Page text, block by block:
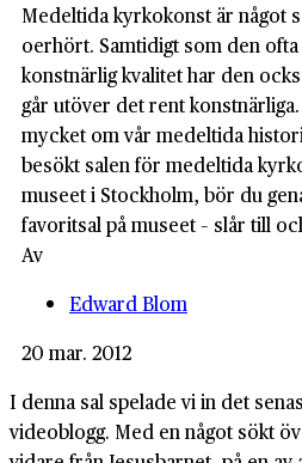
Medeltida kyrkokonst är något
oerhört. Samtidigt som den
konstnärlig kvalitet har den
går utöver det rent
mycket om vår medeltida
besökt salen för medeltida
museet i Stockholm, bör du
favoritsal på museet – slår till
Av
Edward Blom
20 mar. 2012
I denna sal spelade vi in det
videoblogg. Med en något sökt